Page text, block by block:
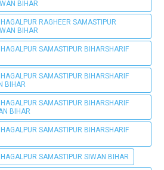
BIHAR
RAGHEER SAMASTIPUR
BIHAR
SAMASTIPUR BIHARSHARIF
SAMASTIPUR BIHARSHARIF
BIHAR
SAMASTIPUR BIHARSHARIF
BIHAR
SAMASTIPUR BIHARSHARIF
SAMASTIPUR SIWAN BIHAR